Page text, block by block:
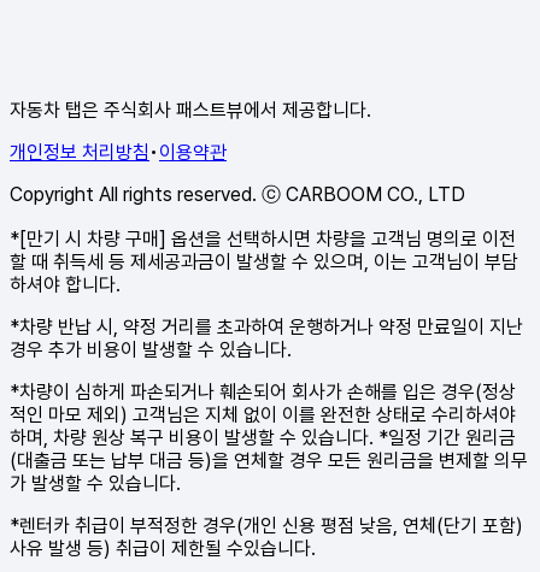
자동차 탭은 주식회사 패스트뷰에서 제공합니다.
개인정보 처리방침 • 이용약관
Copyright All rights reserved. ⓒ CARBOOM CO., LTD
*[만기 시 차량 구매] 옵션을 선택하시면 차량을 고객님 명의로 이전
할 때 취득세 등 제세공과금이 발생할 수 있으며, 이는 고객님이 부담
하셔야 합니다.
*차량 반납 시, 약정 거리를 초과하여 운행하거나 약정 만료일이 지난
경우 추가 비용이 발생할 수 있습니다.
*차량이 심하게 파손되거나 훼손되어 회사가 손해를 입은 경우(정상
적인 마모 제외) 고객님은 지체 없이 이를 완전한 상태로 수리하셔야
하며, 차량 원상 복구 비용이 발생할 수 있습니다. *일정 기간 원리금
(대출금 또는 납부 대금 등)을 연체할 경우 모든 원리금을 변제할 의무
가 발생할 수 있습니다.
*렌터카 취급이 부적정한 경우(개인 신용 평점 낮음, 연체(단기 포함)
사유 발생 등) 취급이 제한될 수있습니다.